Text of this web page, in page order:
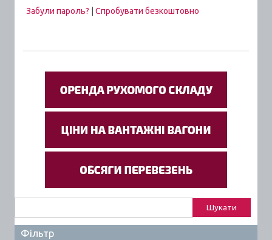
Забули пароль?
Спробувати безкоштовно
Фільтр